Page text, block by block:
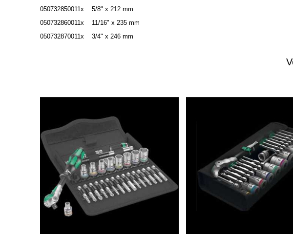
050732850011x 5/8" x 212 mm
050732860011x 11/16" x 235 mm
050732870011x 3/4" x 246 mm